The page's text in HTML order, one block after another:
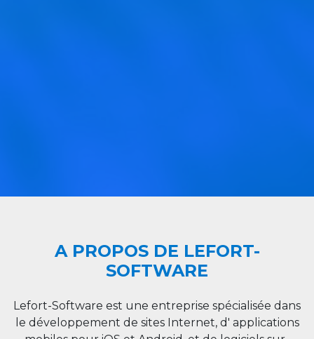
A PROPOS DE LEFORT-
SOFTWARE
Lefort-Software est une entreprise spécialisée dans
le développement de sites Internet, d' applications